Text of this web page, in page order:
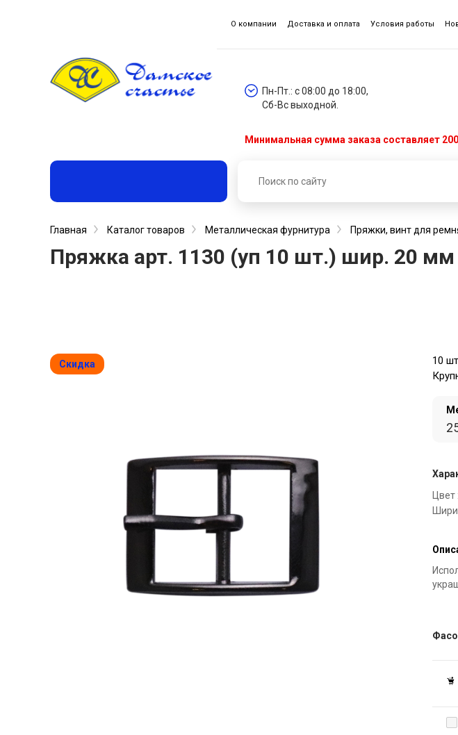
О компании Доставка и оплата Условия работы
Пн-Пт.: с 08:00 до 18:00,
Сб-Вс выходной.
Минимальная сумма заказа составляет
Главная Каталог товаров Металлическая фурнитура Пряжки, винт для
Пряжка арт. 1130 (уп 10 шт.) шир. 20
Скидка
10
Цвет :